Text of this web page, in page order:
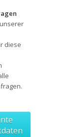
diese